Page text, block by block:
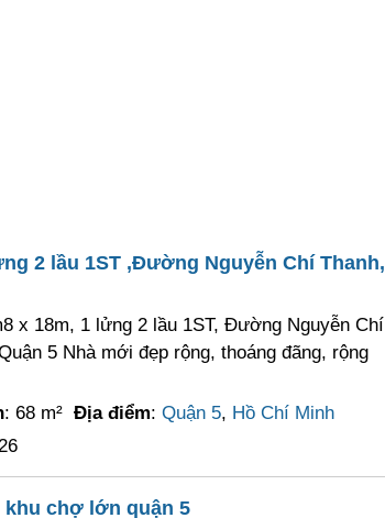
2 lầu 1ST ,Đường Nguyễn Chí Thanh,
x 18m, 1 lửng 2 lầu 1ST, Đường Nguyễn Chí
5 Nhà mới đẹp rộng, thoáng đãng, rộng
: 68 m² Địa điểm: Quận 5, Hồ Chí Minh
khu chợ lớn quận 5